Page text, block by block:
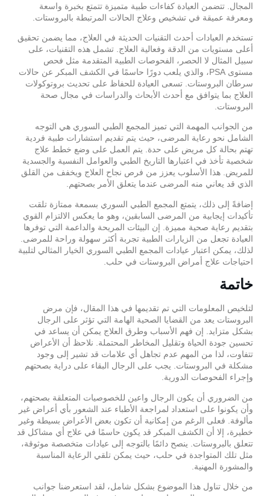
المجال. تتضمن العيادة كفاءات طبية متميزة تتمتع بخبرة واسعة
ومعرفة عميقة في تشخيص وعلاج الحالات المرتبطة بالبروستات.
تستخدم العيادات أحدث التقنيات الحديثة في العلاج، مما يضمن تحقيق
أعلى مستويات من الدقة وفعالية العلاج. تشمل هذه التقنيات، على
سبيل المثال لا الحصر، الفحوصات الطبية المتقدمة مثل فحص
مستوى PSA، والذي يلعب دورًا حاسمًا في الكشف المبكر عن حالات
سرطان البروستات. تسعى العيادة للحفاظ على تحديث بروتوكولات
العلاج بما يتوافق مع أحدث الأبحاث والدراسات في مجال صحة
البروستات.
من الجوانب المهمة التي تميز المجمع الطبي السوري هي التوجه
الشامل نحو رعاية المرضى، حيث يتم تقديم استشارات طبية فردية
تهتم بحالة كل مريض على حدة. يتم العمل على وضع خطط علاج
شخصية تأخذ في اعتبارها التاريخ الطبي والعوامل النفسية والجسدية
للمريض. هذا الأسلوب يعزز من فرص نجاح العلاج ويخفف من القلق
الذي قد يعاني منه المرضى عندما يتعلق الأمر بصحتهم.
إضافةً إلى ذلك، يتمتع المجمع الطبي السوري بسمعة ممتازة تلقت
تأكيدات إيجابية من المرضى السابقين، وهو ما يعكس الالتزام القوي
بتقديم رعاية صحية مميزة. إن البيئات المريحة والداعمة التي توفرها
العيادة تجعل من الزيارات الطبية تجربة أكثر سهولة وراحة للمرضى.
لذلك، يمكن اعتبار عيادات المجمع الطبي السوري الخيار المثالي لتلبية
احتياجات علاج أمراض البروستات في حلب.
خاتمة
لتلخيص المعلومات التي تم تقديمها في هذا المقال، فإن مرض
البروستات يعد من القضايا الصحية الهامة التي تؤثر على الرجال
بشكل متزايد. إن فهم الأسباب وطرق العلاج يمكن أن يساعد في
تحسين جودة الحياة وتقليل المخاطر المحتملة. نلاحظ أن الأعراض
تتفاوت، لذا من المهم عدم تجاهل أي علامات قد تشير إلى وجود
مشكلة في البروستات. يجب على الرجال البقاء على دراية بصحتهم
وإجراء الفحوصات الدورية.
من الضروري أن يكون الرجال واعين للخصوصيات المتعلقة بصحتهم،
وأن يكونوا على استعداد لمراجعة الأطباء عند الشعور بأي أعراض غير
مألوفة. فعلى الرغم من إمكانية أن تكون بعض الأعراض بسيطة وغير
خطيرة، إلا أن الكشف المبكر قد يكون حاسمًا في علاج أي مشاكل قد
تتعلق بالبروستات. ينصح دائمًا بالتوجه إلى عيادات متخصصة موثوقة،
مثل تلك المتواجدة في حلب، حيث يمكن تلقي الرعاية المناسبة
والمشورة المهنية.
من خلال تناول هذا الموضوع بشكل شامل، لقد استعرضنا جوانب